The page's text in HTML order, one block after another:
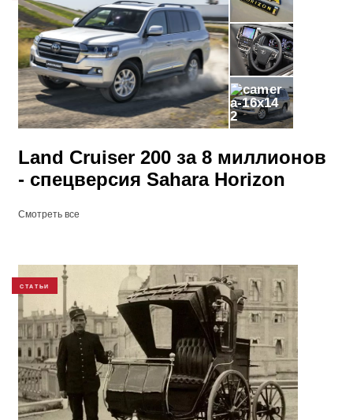
2
Land Cruiser 200 за 8 миллионов
- спецверсия Sahara Horizon
Смотреть все
СТАТЬИ